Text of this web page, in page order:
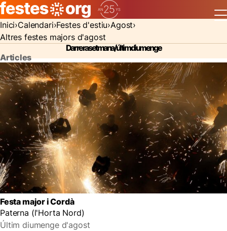
Inici Calendari Festes d'estiu Agost
Altres festes majors d'agost
Darrera setmana/últim diumenge
Articles
Festa major i Cordà
Paterna (l'Horta Nord)
Últim diumenge d'agost